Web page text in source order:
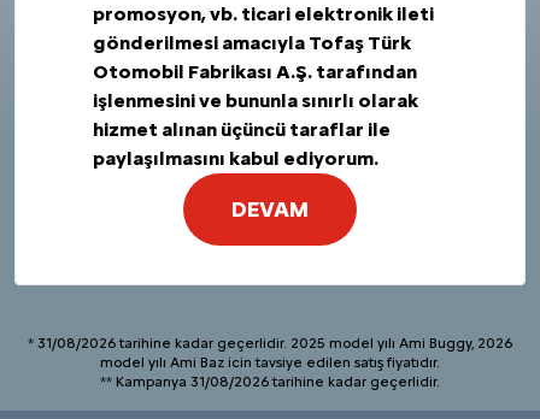
promosyon, vb. ticari elektronik ileti
gönderilmesi amacıyla Tofaş Türk
Otomobil Fabrikası A.Ş. tarafından
işlenmesini ve bununla sınırlı olarak
hizmet alınan üçüncü taraflar ile
paylaşılmasını kabul ediyorum.
DEVAM
* 31/08/2026 tarihine kadar geçerlidir. 2025 model yılı Ami Buggy, 2026
model yılı Ami Baz icin tavsiye edilen satış fiyatıdır.
** Kampanya 31/08/2026 tarihine kadar geçerlidir.